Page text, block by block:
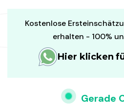
Kostenlose
erhalten - 100%
Hier klicken
Gerade